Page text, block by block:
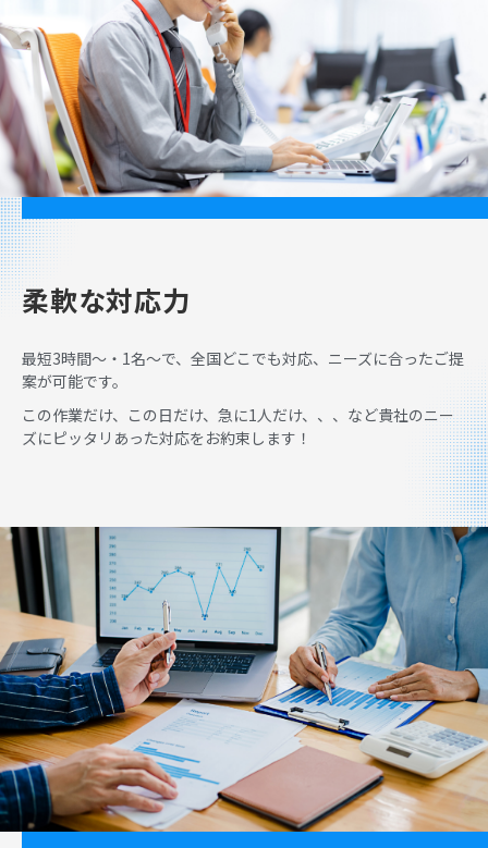
柔軟な対応力
最短3時間〜・1名〜で、全国どこでも対応、ニーズに合ったご提
案が可能です。
この作業だけ、この日だけ、急に1人だけ、、、など貴社のニー
ズにピッタリあった対応をお約束します！